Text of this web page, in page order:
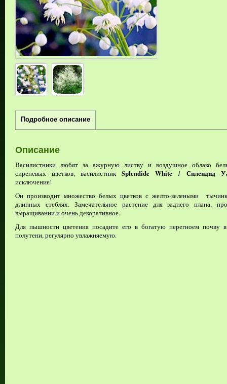
Подробное описание
Описание
Василистники любят за ажурную листву и воздушное облако
сиреневых цветков, василистник Splendide White / Сплендид
исключение!
Он производит множество белых цветков с желто-зелеными
длинных стеблях. Замечательное растение для заднего плана,
выращивании и очень декоративное.
Для пышности цветения посадите его в богатую перегноем почву в
полутени, регулярно увлажняемую.